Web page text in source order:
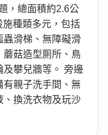
，總面積約2.6公
種類多元，包括
蟲滑梯、無障礙滑
蘑菇造型厠所、鳥
攀兒牆等。 旁邊
有親子洗手間、無
、換洗衣物及玩沙